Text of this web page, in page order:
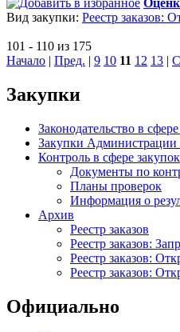
Вид закупки: Реестр заказов:
101 - 110 из 175
Начало | Пред. | 9 10 11 12 13 |
Закупки
Законодательство в
Закупки Администрации
Контроль в сфере закупок
Документы по
Планы проверок
Информация о
Архив
Реестр заказов
Реестр заказов:
Реестр заказов:
Реестр заказов:
Официально